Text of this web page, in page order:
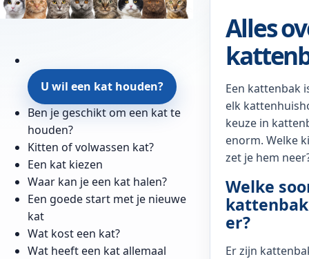
U wil een kat houden?
Ben je geschikt om een kat te
houden?
Kitten of volwassen kat?
Een kat kiezen
Waar kan je een kat halen?
Een goede start met je nieuwe
kat
Wat kost een kat?
Wat heeft een kat allemaal
Alles
Een kattenbak
elk
keuze in
enorm. Welke
zet je hem
Welke
er?
Er zijn